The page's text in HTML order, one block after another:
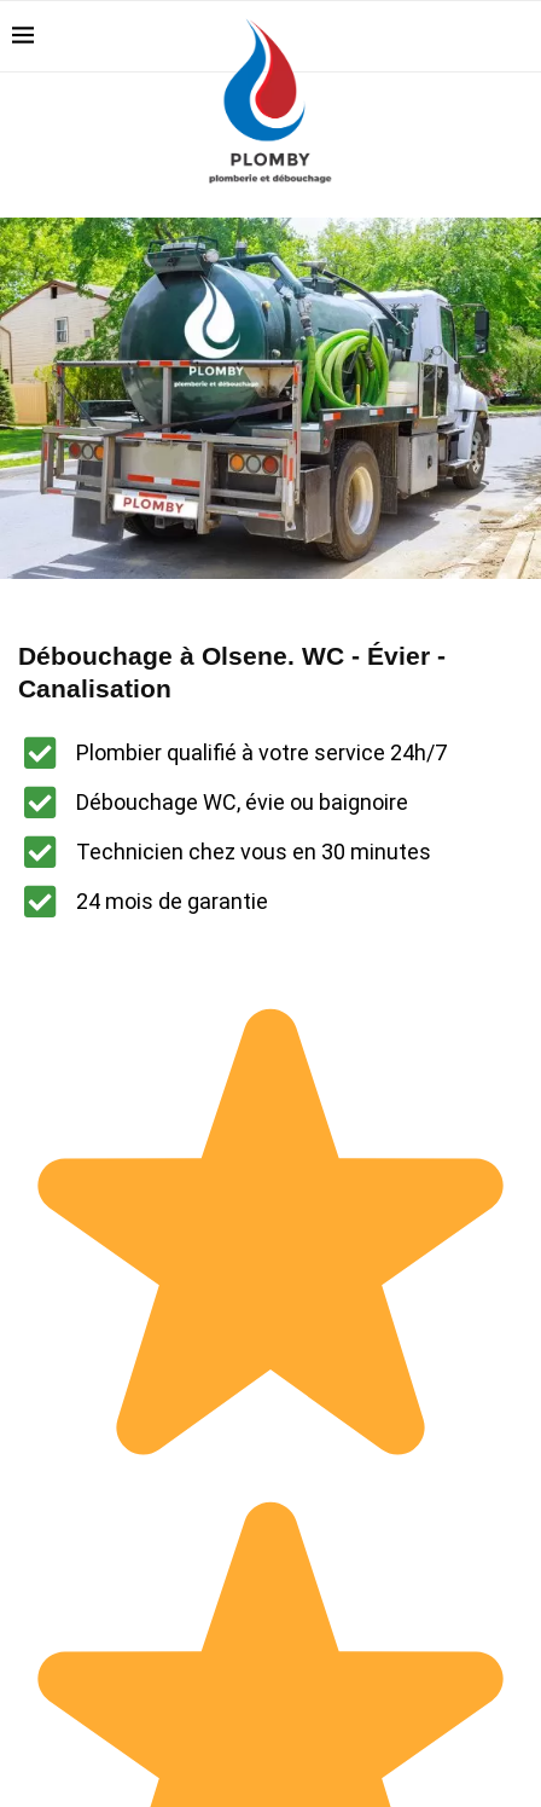
Débouchage à Olsene. WC - Évier -
Canalisation
Plombier qualifié à votre service 24h/7
Débouchage WC, évie ou baignoire
Technicien chez vous en 30 minutes
24 mois de garantie